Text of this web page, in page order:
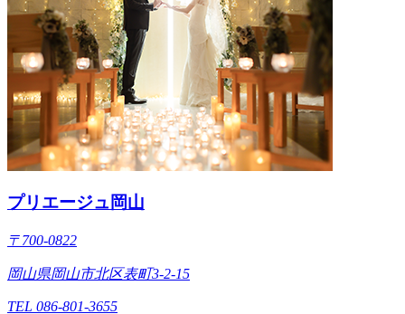
プリエージュ岡山
〒700-0822
岡山県岡山市北区表町3-2-15
TEL 086-801-3655